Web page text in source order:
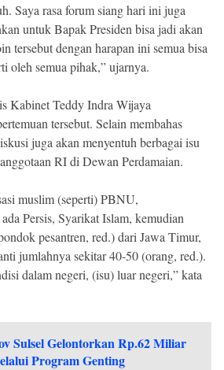
Saya rasa forum siang hari ini juga
untuk Bapak Presiden bisa jadi akan
tersebut dengan harapan ini semua bisa
oleh semua pihak,” ujarnya.
Kabinet Teddy Indra Wijaya
tersebut. Selain membahas
juga akan menyentuh berbagai isu
RI di Dewan Perdamaian.
muslim (seperti) PBNU,
Persis, Syarikat Islam, kemudian
pesantren, red.) dari Jawa Timur,
jumlahnya sekitar 40-50 (orang, red.).
dalam negeri, (isu) luar negeri,” kata
Sulsel Gelontorkan Rp.62 Miliar
Program Genting